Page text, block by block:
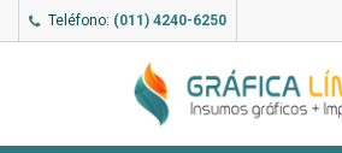
Teléfono: (011) 4240-6250